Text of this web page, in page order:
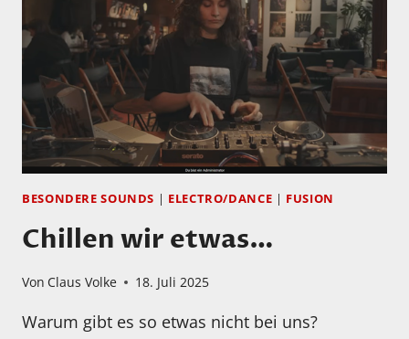
BESONDERE SOUNDS | ELECTRO/DANCE | FUSION
Chillen wir etwas…
Von Claus Volke 18. Juli 2025
Warum gibt es so etwas nicht bei uns?